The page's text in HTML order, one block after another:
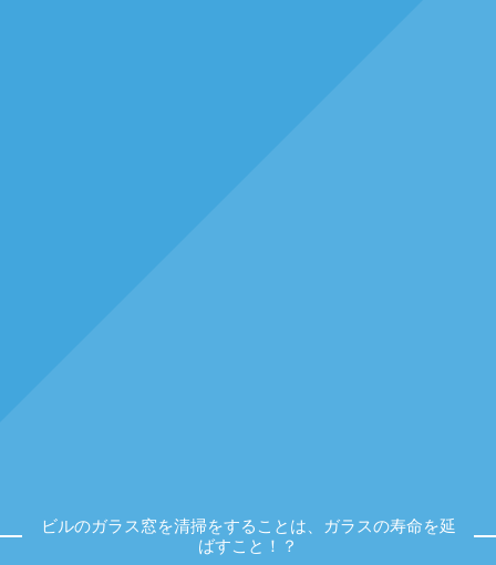
ビルのガラス窓を清掃をすることは、ガラスの寿命を延
ばすこと！？